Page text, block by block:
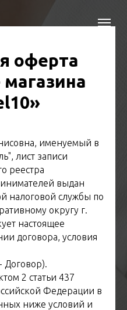
оферта
именуемый в
лист записи
реестра
выдан
налоговой службы по
округу г.
настоящее
договора, условия
Договор).
2 статьи 437
Федерации в
ниже условий и